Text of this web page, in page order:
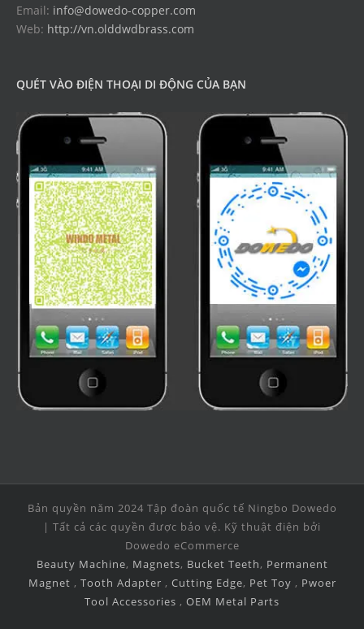
Email: info@dowedo-copper.com
Web: http://vn.olddwdbrass.com
QUÉT VÀO ĐIỆN THOẠI DI ĐỘNG CỦA BẠN
Bản quyền năm 2024 Tập đoàn quốc tế Ningbo Dowedo
| Tất cả các quyền được bảo vệ. Kỹ thuật điện bởi
Dowedo eCommerce
Beauty Machine, Magnets, Bucket Teeth, Permanent
Magnet , Tooth Adapter , Cutting Edge, Pet Toy , Pwoer
Tool Accessories , OEM Metal Parts